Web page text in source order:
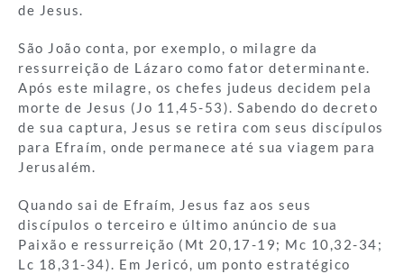
de Jesus.
São João conta, por exemplo, o milagre da
ressurreição de Lázaro como fator determinante.
Após este milagre, os chefes judeus decidem pela
morte de Jesus (Jo 11,45-53). Sabendo do decreto
de sua captura, Jesus se retira com seus discípulos
para Efraím, onde permanece até sua viagem para
Jerusalém.
Quando sai de Efraím, Jesus faz aos seus
discípulos o terceiro e último anúncio de sua
Paixão e ressurreição (Mt 20,17-19; Mc 10,32-34;
Lc 18,31-34). Em Jericó, um ponto estratégico